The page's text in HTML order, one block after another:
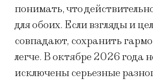
понимать, что
для обоих. Если взгляды и
совпадают, сохранить
легче. В октябре 2026 года
исключены серьезные